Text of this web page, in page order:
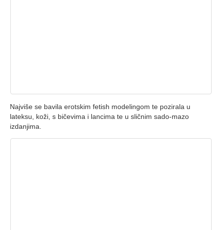
Najviše se bavila erotskim fetish modelingom te pozirala u
lateksu, koži, s bičevima i lancima te u sličnim sado-mazo
izdanjima.